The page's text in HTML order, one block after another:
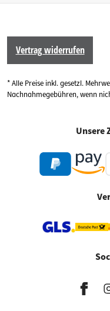
Vertrag widerrufen
* Alle Preise inkl. gesetzl.
Nachnahmegebühren, wenn
Unsere